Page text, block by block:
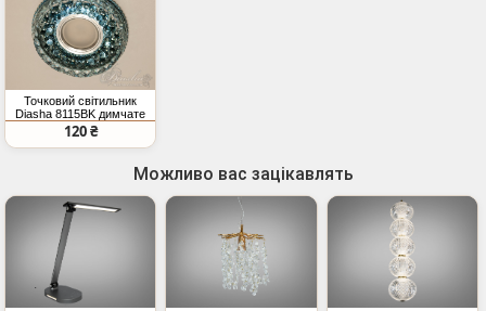
Точковий світильник
Diasha 8115BK димчате
скло з LED підсвіткою
120 ₴
Можливо вас зацікавлять